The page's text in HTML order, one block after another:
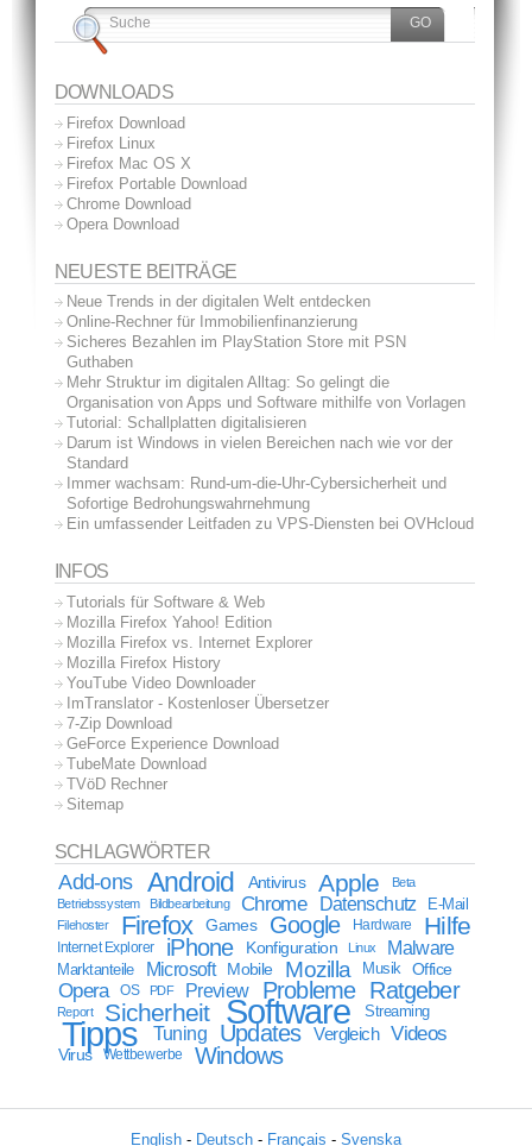
DOWNLOADS
Firefox Download
Firefox Linux
Firefox Mac OS X
Firefox Portable Download
Chrome Download
Opera Download
NEUESTE BEITRÄGE
Neue Trends in der digitalen Welt entdecken
Online-Rechner für Immobilienfinanzierung
Sicheres Bezahlen im PlayStation Store mit PSN
Guthaben
Mehr Struktur im digitalen Alltag: So gelingt die
Organisation von Apps und Software mithilfe von Vorlagen
Tutorial: Schallplatten digitalisieren
Darum ist Windows in vielen Bereichen nach wie vor der
Standard
Immer wachsam: Rund-um-die-Uhr-Cybersicherheit und
Sofortige Bedrohungswahrnehmung
Ein umfassender Leitfaden zu VPS-Diensten bei OVHcloud
INFOS
Tutorials für Software & Web
Mozilla Firefox Yahoo! Edition
Mozilla Firefox vs. Internet Explorer
Mozilla Firefox History
YouTube Video Downloader
ImTranslator - Kostenloser Übersetzer
7-Zip Download
GeForce Experience Download
TubeMate Download
TVöD Rechner
Sitemap
SCHLAGWÖRTER
Add-ons Android Antivirus Apple
Beta
Betriebssystem
Bildbearbeitung Chrome Datenschutz E-Mail
Filehoster Firefox Games Google Hardware Hilfe
Internet Explorer iPhone Konfiguration Linux Malware
Marktanteile Microsoft Mobile Mozilla Musik Office
Opera OS PDF Preview Probleme Ratgeber
Report Sicherheit Software Streaming
Tipps Tuning Updates Vergleich Videos
Virus Wettbewerbe Windows
English - Deutsch - Français - Svenska